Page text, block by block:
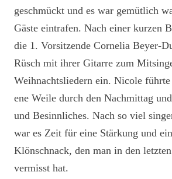
geschmückt und es war gemütlich
Gäste eintrafen. Nach einer kurzen
die 1. Vorsitzende Cornelia Beyer-
Rüsch mit ihrer Gitarre zum
Weihnachtsliedern ein. Nicole führte
ene Weile durch den Nachmittag
und Besinnliches. Nach so viel
war es Zeit für eine Stärkung und
Klönschnack, den man in den
vermisst hat.